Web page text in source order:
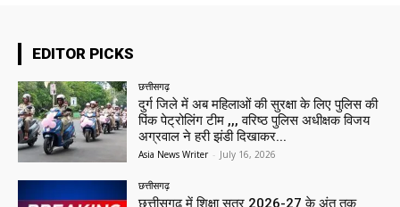
EDITOR PICKS
छत्तीसगढ़
दुर्ग जिले में अब महिलाओं की सुरक्षा के लिए पुलिस की
पिंक पेट्रोलिंग टीम ,,, वरिष्ठ पुलिस अधीक्षक विजय
अग्रवाल ने हरी झंडी दिखाकर...
Asia News Writer - July 16, 2026
छत्तीसगढ़
छत्तीसगढ़ में शिक्षा सत्र 2026-27 के अंत तक